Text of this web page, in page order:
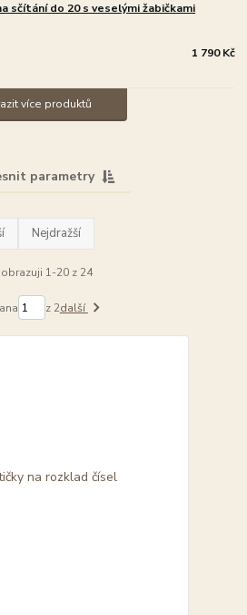
sčítání do 20 s veselými žabičkami
1 790 Kč
více produktů
parametry
Nejdražší
1-20 z 24
z 2další